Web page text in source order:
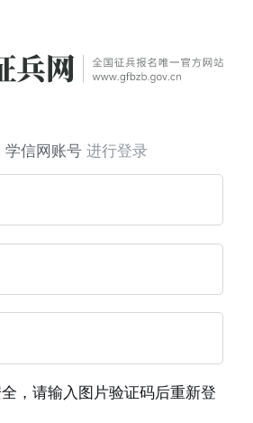
学信网账号 进行登录
，请输入图片验证码后重新登